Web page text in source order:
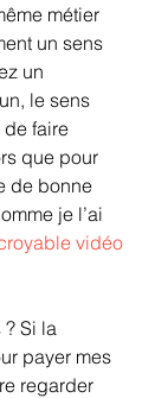
métier
un sens
un
le sens
de faire
que pour
de bonne
je l’ai
vidéo
Si la
payer mes
regarder